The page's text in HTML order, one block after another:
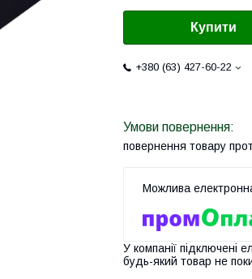
Купити
+380 (63) 427-60-22
повернення товару
У компанії підключені
будь-який товар не